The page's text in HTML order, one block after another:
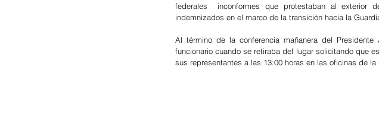
federales  inconformes que protestaban al exterior
indemnizados en el marco de la transición hacia la
Al término de la conferencia mañanera del
funcionario cuando se retiraba del lugar solicitando que
sus representantes a las 13:00 horas en las oficinas de la